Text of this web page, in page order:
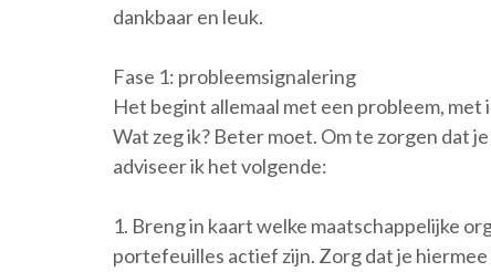
dankbaar en leuk.
Fase 1: probleemsignalering
Het begint allemaal met een probleem,
Wat zeg ik? Beter moet. Om te zorgen dat
adviseer ik het volgende:
1. Breng in kaart welke maatschappelijke
portefeuilles actief zijn. Zorg dat je